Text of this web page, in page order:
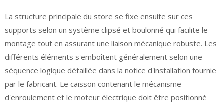
La structure principale du store se fixe ensuite sur ces
supports selon un système clipsé et boulonné qui facilite le
montage tout en assurant une liaison mécanique robuste. Les
différents éléments s'emboîtent généralement selon une
séquence logique détaillée dans la notice d'installation fournie
par le fabricant. Le caisson contenant le mécanisme
d'enroulement et le moteur électrique doit être positionné